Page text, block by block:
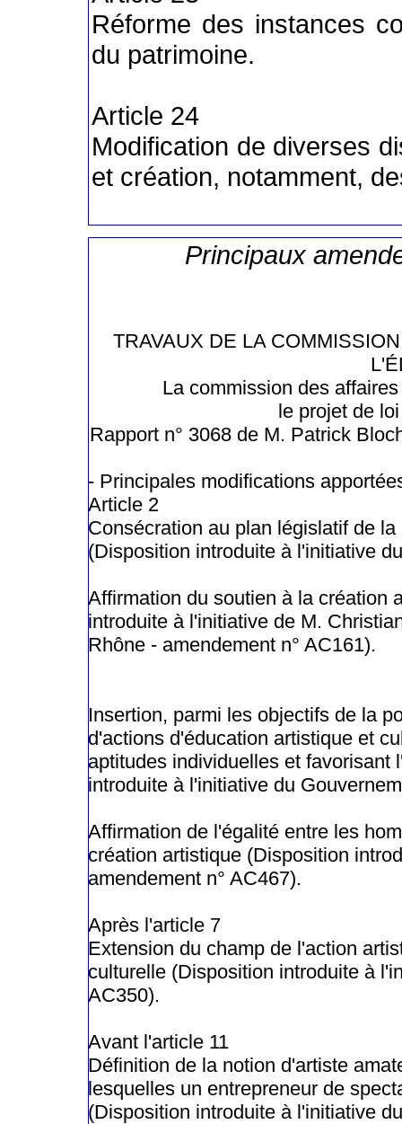
Réforme des instances
du patrimoine.
Article 24
Modification de diverses
et création, notamment,
Principaux
TRAVAUX DE LA
La commission des
le projet de
Rapport n° 3068 de M. Patrick
- Principales modifications
Article 2
Consécration au plan législatif de
(Disposition introduite à l'initiative
Affirmation du soutien à la création
introduite à l'initiative de M.
Rhône - amendement n° AC161).
Insertion, parmi les objectifs de la
d'actions d'éducation artistique et
aptitudes individuelles et
introduite à l'initiative du
Affirmation de l'égalité entre les
création artistique (Disposition
amendement n° AC467).
Après l'article 7
Extension du champ de l'action
culturelle (Disposition introduite à
AC350).
Avant l'article 11
Définition de la notion d'artiste
lesquelles un entrepreneur de
(Disposition introduite à l'initiative